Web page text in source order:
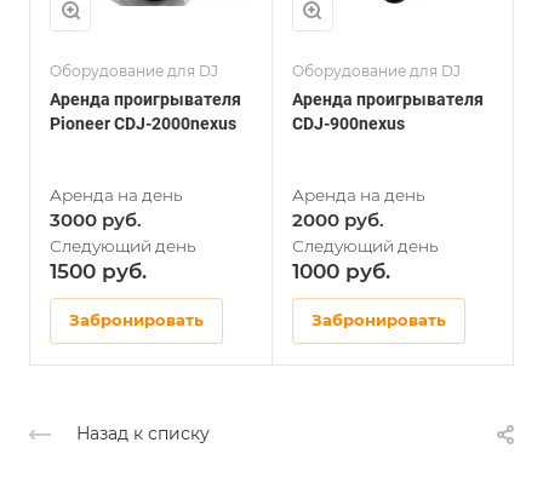
Оборудование для DJ
Аренда проигрывателя
Pioneer CDJ-2000nexus
3000
1500
Забронировать
Оборудование для DJ
Аренда проигрывателя
CDJ-900nexus
2000
1000
Забронировать
Назад к списку